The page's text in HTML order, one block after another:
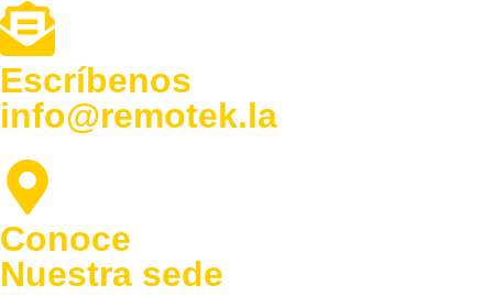
Escríbenos
info@remotek.la
Conoce
Nuestra sede